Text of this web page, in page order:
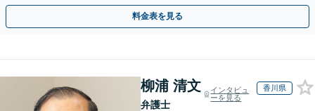
相談無料】初回面談のみで解決できるケースもあります
料金表を見る
柳浦 清文
弁護士
インタビュ
ーを見る
香川県